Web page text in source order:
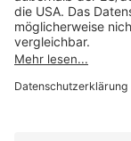
Impressum
Datenschutz